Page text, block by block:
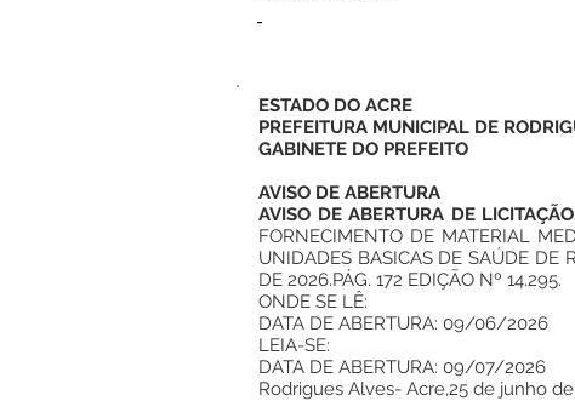
-
ESTADO DO ACRE
PREFEITURA MUNICIPAL DE
GABINETE DO PREFEITO
AVISO DE ABERTURA
AVISO DE ABERTURA DE
FORNECIMENTO DE MATERIAL
UNIDADES BASICAS DE SAÚDE DE
DE 2026.PÁG. 172 EDIÇÃO Nº 14.295.
ONDE SE LÊ:
DATA DE ABERTURA: 09/06/2026
LEIA-SE:
DATA DE ABERTURA: 09/07/2026
Rodrigues Alves- Acre,25 de junho